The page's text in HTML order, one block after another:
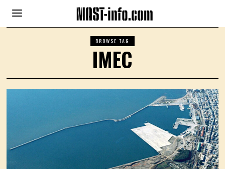
BROWSE TAG
IMEC